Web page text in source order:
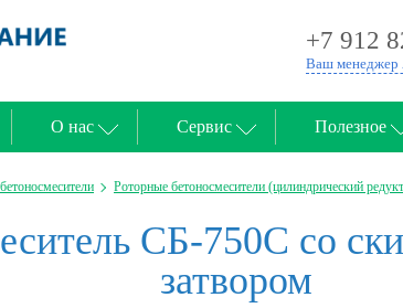
+7 912
Ваш менеджер
О нас Сервис Полезное
Роторные бетоносмесители (цилиндрический
СБ-750С со
затвором